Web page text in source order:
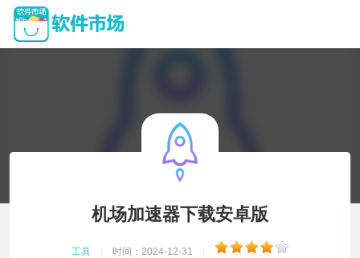
机场加速器下载安卓版
工具 时间：2024-12-31